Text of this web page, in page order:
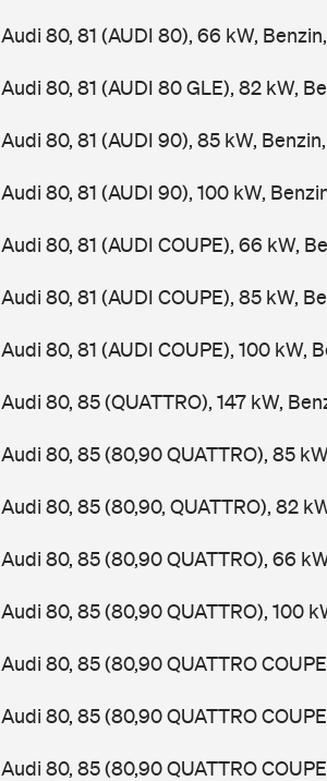
Audi 80, 81 (AUDI 80), 66 kW,
Audi 80, 81 (AUDI 80 GLE), 82 kW,
Audi 80, 81 (AUDI 90), 85 kW,
Audi 80, 81 (AUDI 90), 100 kW,
Audi 80, 81 (AUDI COUPE), 66 kW,
Audi 80, 81 (AUDI COUPE), 85 kW,
Audi 80, 81 (AUDI COUPE), 100 kW,
Audi 80, 85 (QUATTRO), 147 kW,
Audi 80, 85 (80,90 QUATTRO), 85
Audi 80, 85 (80,90, QUATTRO), 82
Audi 80, 85 (80,90 QUATTRO), 66
Audi 80, 85 (80,90 QUATTRO), 100
Audi 80, 85 (80,90 QUATTRO
Audi 80, 85 (80,90 QUATTRO
Audi 80, 85 (80,90 QUATTRO